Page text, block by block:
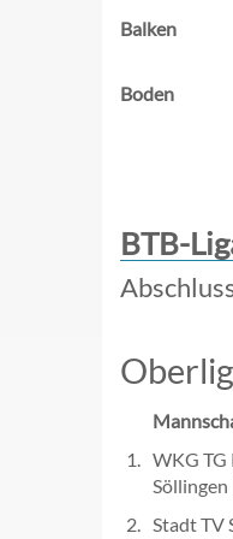
Balken
Boden
BTB-
1. WKG TG
Söllingen
2. Stadt TV